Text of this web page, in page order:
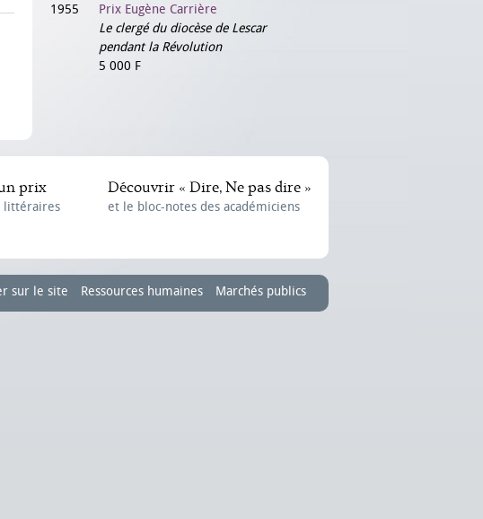
1955
Prix Eugène Carrière
Le clergé du diocèse de Lescar
pendant la Révolution
5 000 F
prix
littéraires
Découvrir « Dire, Ne pas dire »
et le bloc-notes des académiciens
sur le site Ressources humaines Marchés publics